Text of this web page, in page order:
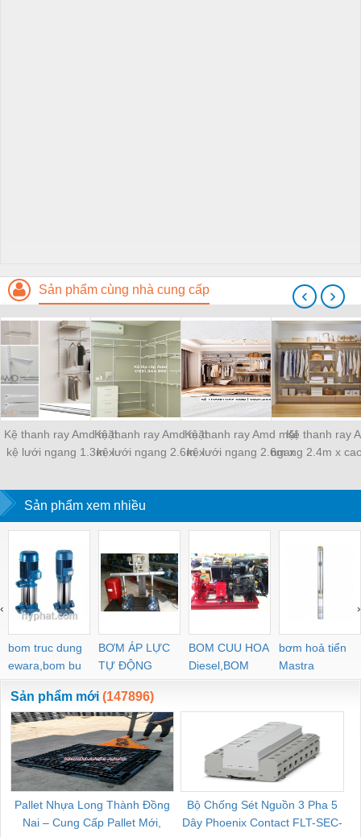
Sản phẩm cùng nhà cung cấp
Kệ thanh ray Amd mặt
kệ lưới ngang 1.3m x
Kệ thanh ray Amd mặt
kệ lưới ngang 2.6m x
Kệ thanh ray Amd mặt
kệ lưới ngang 2.6m x
Kệ thanh ray
ngang 2.4m x
‹ ›
Sản phẩm xem nhiều
bom truc dung
ewara,bom bu
ewara
BƠM ÁP LỰC
TỰ ĐỘNG
BOM CUU HOA
Diesel,BOM
CHUA CHAY
bơm hoả tiển
Mastra
‹ ›
Sản phẩm mới (147896)
Pallet Nhựa Long Thành Đồng
Nai – Cung Cấp Pallet Mới,
Bộ Chống Sét Nguồn 3 Pha 5
Dây Phoenix Contact FLT-SEC-